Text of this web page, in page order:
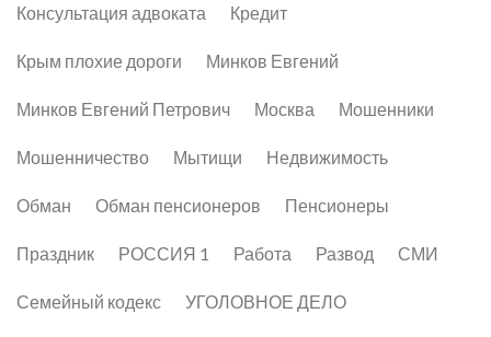
Консультация адвоката Кредит
Крым плохие дороги Минков Евгений
Минков Евгений Петрович Москва Мошенники
Мошенничество Мытищи Недвижимость
Обман Обман пенсионеров Пенсионеры
Праздник РОССИЯ 1 Работа Развод СМИ
Семейный кодекс УГОЛОВНОЕ ДЕЛО